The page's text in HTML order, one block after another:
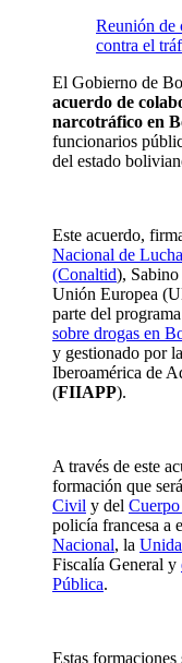
Reunión de
contra el
El Gobierno de
acuerdo de
narcotráfico en
funcionarios
del estado
Este acuerdo,
Nacional de
(Conaltid),
Unión Europea
parte del
sobre drogas en
y gestionado por
Iberoamérica de
(FIIAPP).
A través de este
formación que
Civil y del
policía francesa a
Nacional, la
Fiscalía General y
Pública.
Estas formaciones